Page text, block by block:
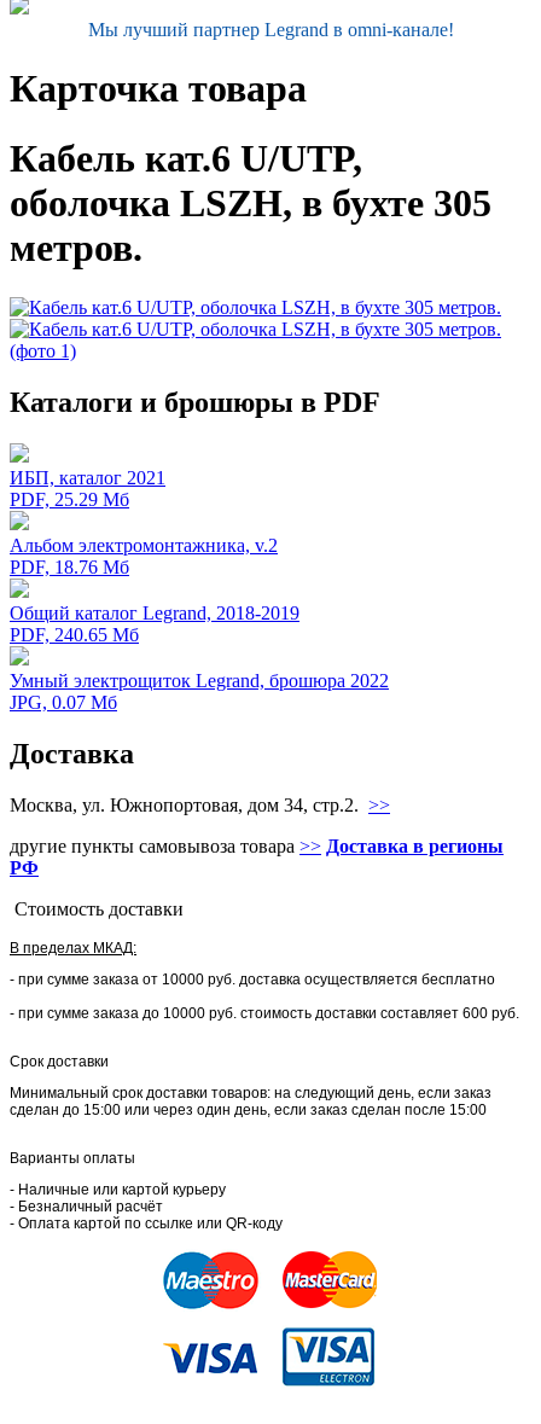
Мы лучший партнер Legrand в omni-канале!
Карточка товара
Кабель кат.6 U/UTP,
оболочка LSZH, в бухте 305
метров.
Каталоги и брошюры в PDF
ИБП, каталог 2021
PDF, 25.29 Мб
Альбом электромонтажника, v.2
PDF, 18.76 Мб
Общий каталог Legrand, 2018-2019
PDF, 240.65 Мб
Умный электрощиток Legrand, брошюра 2022
JPG, 0.07 Мб
Доставка
Москва, ул. Южнопортовая, дом 34, стр.2. >>
другие пункты самовывоза товара >> Доставка в регионы
РФ
Стоимость доставки
В пределах МКАД:
- при сумме заказа от 10000 руб. доставка осуществляется бесплатно
- при сумме заказа до 10000 руб. стоимость доставки составляет 600 руб.
Срок доставки
Минимальный срок доставки товаров: на следующий день, если заказ
сделан до 15:00 или через один день, если заказ сделан после 15:00
Варианты оплаты
- Наличные или картой курьеру
- Безналичный расчёт
- Оплата картой по ссылке или QR-коду